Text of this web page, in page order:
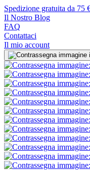
Spedizione gratuita da 75
Il Nostro Blog
FAQ
Contattaci
Il mio account